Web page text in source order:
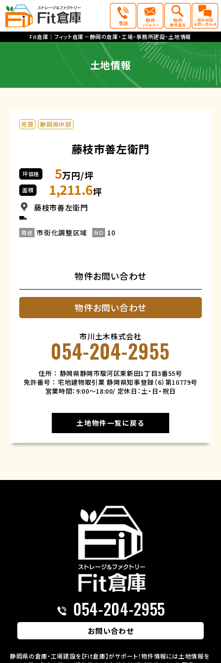
Fit倉庫｜フィット倉庫－静岡の倉庫・工場・事務所建設・土地情報
土地情報
売買 静岡県中部
藤枝市善左衛門
坪価格 5万円/坪
面積 1,211.6坪
藤枝市善左衛門
用途 市街化調整区域 NO 10
物件お問い合わせ
物件お問い合わせ
市川土木株式会社
054-204-2955
住所 ： 静岡県静岡市駿河区東新田1丁目3番55号
免許番号 ： 宅地建物取引業 静岡県知事登録（6）第10779号
営業時間：9:00～18:00/ 定休日：土・日・祝日
土地物件一覧に戻る
054-204-2955
お問い合わせ
静岡県の倉庫・工場建設を【Fit倉庫】がサポート！物件情報には土地情報を